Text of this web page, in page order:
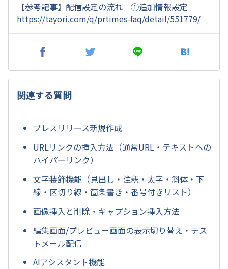
【参考記事】配信設定の流れ｜①追加情報設定
https://tayori.com/q/prtimes-faq/detail/551779/
関連する質問
プレスリリース新規作成
URLリンクの挿入方法（通常URL・テキストへの
ハイパーリンク）
文字装飾機能（見出し・注釈・太字・斜体・下
線・区切り線・箇条書き・番号付きリスト）
画像挿入と削除・キャプション挿入方法
編集画面/プレビュー画面の表示切り替え・テス
トメール配信
AIアシスタント機能